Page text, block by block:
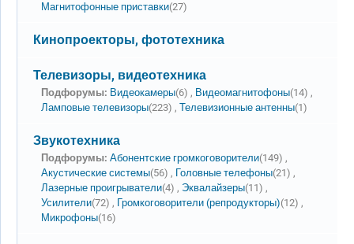
Магнитофонные приставки(27)
Нет новых сообщений
Кинопроекторы, фототехника
Нет новых сообщений
Телевизоры, видеотехника
Подфорумы: Видеокамеры(6) , Видеомагнитофоны(14) ,
Ламповые телевизоры(223) , Телевизионные антенны(1)
Нет новых сообщений
Звукотехника
Подфорумы: Абонентские громкоговорители(149) ,
Акустические системы(56) , Головные телефоны(21) ,
Лазерные проигрыватели(4) , Эквалайзеры(11) ,
Усилители(72) , Громкоговорители (репродукторы)(12) ,
Микрофоны(16)